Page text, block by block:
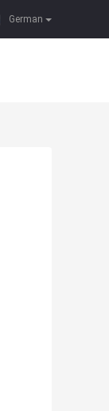
German